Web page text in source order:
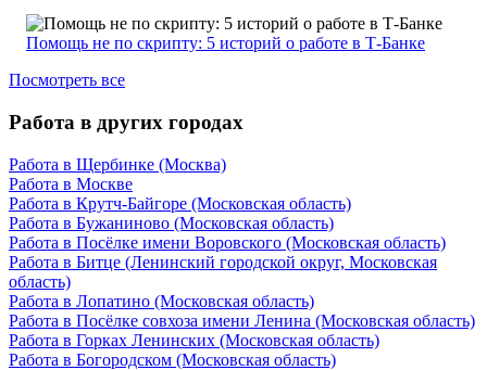
Помощь не по скрипту: 5 историй о работе в Т-Банке
Посмотреть все
Работа в других городах
Работа в Щербинке (Москва)
Работа в Москве
Работа в Крутч-Байгоре (Московская область)
Работа в Бужаниново (Московская область)
Работа в Посёлке имени Воровского (Московская область)
Работа в Битце (Ленинский городской округ, Московская
область)
Работа в Лопатино (Московская область)
Работа в Посёлке совхоза имени Ленина (Московская область)
Работа в Горках Ленинских (Московская область)
Работа в Богородском (Московская область)